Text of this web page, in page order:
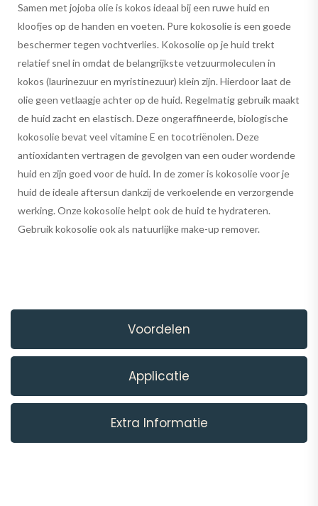
Samen met jojoba olie is kokos ideaal bij een ruwe huid en
kloofjes op de handen en voeten. Pure kokosolie is een goede
beschermer tegen vochtverlies. Kokosolie op je huid trekt
relatief snel in omdat de belangrijkste vetzuurmoleculen in
kokos (laurinezuur en myristinezuur) klein zijn. Hierdoor laat de
olie geen vetlaagje achter op de huid. Regelmatig gebruik maakt
de huid zacht en elastisch. Deze ongeraffineerde, biologische
kokosolie bevat veel vitamine E en tocotriënolen. Deze
antioxidanten vertragen de gevolgen van een ouder wordende
huid en zijn goed voor de huid. In de zomer is kokosolie voor je
huid de ideale aftersun dankzij de verkoelende en verzorgende
werking. Onze kokosolie helpt ook de huid te hydrateren.
Gebruik kokosolie ook als natuurlijke make-up remover.
Voordelen
Applicatie
Extra Informatie